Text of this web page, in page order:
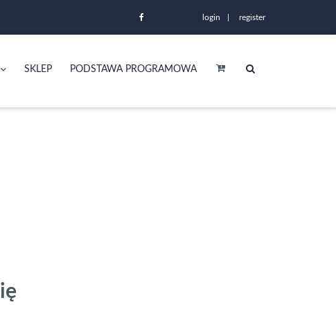
login register
SKLEP PODSTAWA PROGRAMOWA